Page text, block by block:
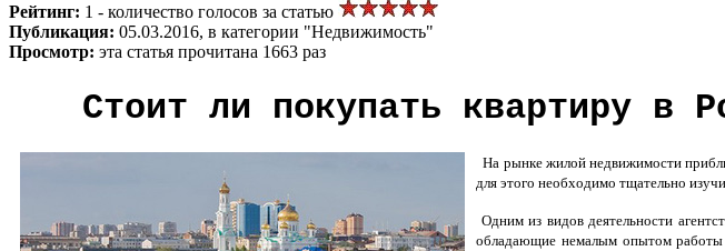
Рейтинг: 1 - количество голосов за статью
Публикация: 05.03.2016, в категории "Недвижимость"
Просмотр: эта статья прочитана 1663 раз
Стоит ли покупать квартиру в
На рынке жилой недвижимости
для этого необходимо тщательно
Одним из видов деятельности
обладающие немалым опытом работы